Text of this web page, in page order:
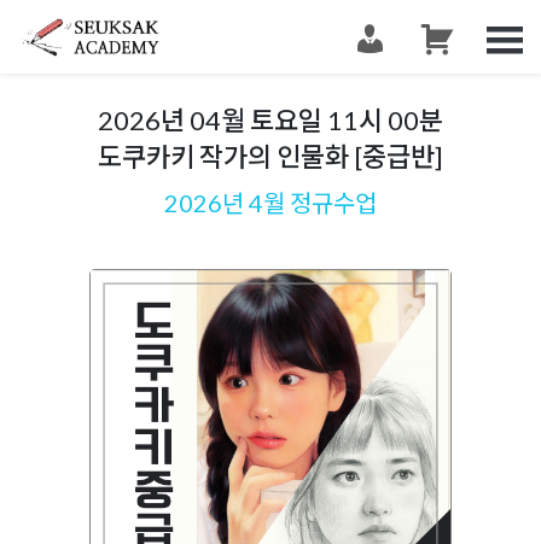
2026년 04월 토요일 11시 00분
도쿠카키 작가의 인물화 [중급반]
2026년 4월 정규수업